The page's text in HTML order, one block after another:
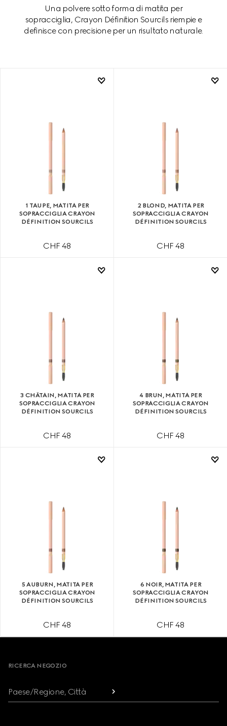
Una polvere sotto forma di matita per
sopracciglia, Crayon Définition Sourcils riempie e
definisce con precisione per un risultato naturale.
1 TAUPE, MATITA PER
SOPRACCIGLIA CRAYON
DÉFINITION SOURCILS
CHF 48
2 BLOND, MATITA PER
SOPRACCIGLIA CRAYON
DÉFINITION SOURCILS
CHF 48
3 CHÂTAIN, MATITA PER
SOPRACCIGLIA CRAYON
DÉFINITION SOURCILS
CHF 48
4 BRUN, MATITA PER
SOPRACCIGLIA CRAYON
DÉFINITION SOURCILS
CHF 48
5 AUBURN, MATITA PER
SOPRACCIGLIA CRAYON
DÉFINITION SOURCILS
CHF 48
6 NOIR, MATITA PER
SOPRACCIGLIA CRAYON
DÉFINITION SOURCILS
CHF 48
Footer
RICERCA NEGOZIO
Paese/Regione, Città